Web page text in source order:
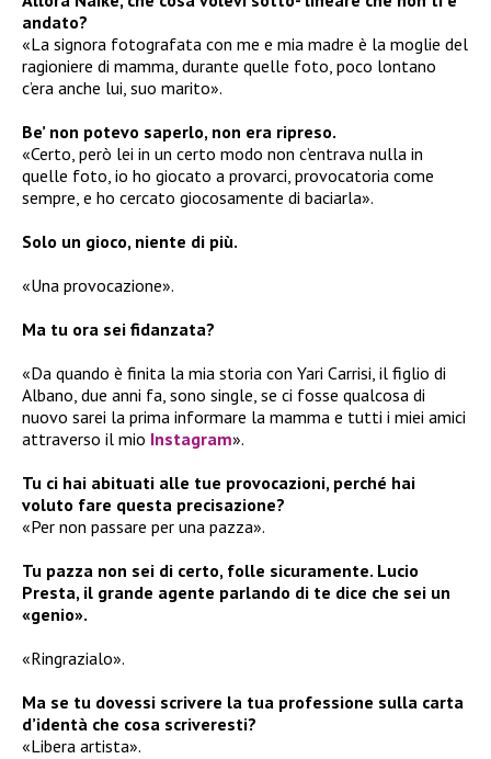
andato?
«La signora fotografata con me e mia madre è la moglie del
ragioniere di mamma, durante quelle foto, poco lontano
c’era anche lui, suo marito».
Be’ non potevo saperlo, non era ripreso.
«Certo, però lei in un certo modo non c’entrava nulla in
quelle foto, io ho giocato a provarci, provocatoria come
sempre, e ho cercato giocosamente di baciarla».
Solo un gioco, niente di più.
«Una provocazione».
Ma tu ora sei fidanzata?
«Da quando è finita la mia storia con Yari Carrisi, il figlio di
Albano, due anni fa, sono single, se ci fosse qualcosa di
nuovo sarei la prima informare la mamma e tutti i miei amici
attraverso il mio Instagram».
Tu ci hai abituati alle tue provocazioni, perché hai
voluto fare questa precisazione?
«Per non passare per una pazza».
Tu pazza non sei di certo, folle sicuramente. Lucio
Presta, il grande agente parlando di te dice che sei un
«genio».
«Ringrazialo».
Ma se tu dovessi scrivere la tua professione sulla carta
d’identà che cosa scriveresti?
«Libera artista».